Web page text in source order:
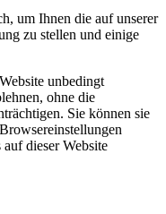
um Ihnen die auf unserer
zu stellen und einige
unbedingt
ohne die
Sie können sie
dieser Website